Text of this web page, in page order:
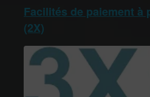
Facilités de paiement à
(2X)